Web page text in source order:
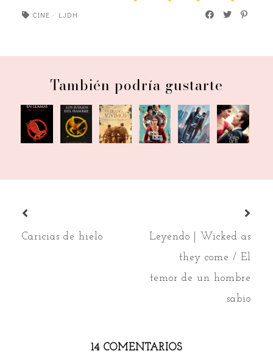
CINE · LJDH
También podría gustarte
En
llamas
Los
juegos
Cine |
El
Cine |
Enola
Cine |
Tenet
Cine |
Yo
Caricias de hielo
Leyendo | Wicked as
they come / El
temor de un hombre
sabio
14 COMENTARIOS